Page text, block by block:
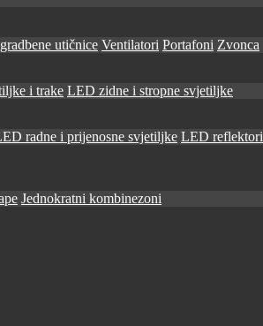
utičnice Ventilatori Portafoni Zvonca
i trake LED zidne i stropne svjetiljke
radne i prijenosne svjetiljke LED reflektori
Jednokratni kombinezoni